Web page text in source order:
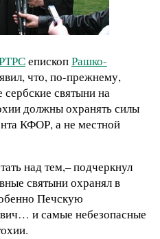
епископРашко-
что, по-прежнему,
святыни на
должны охранять силы
КФОР, а не местной
над тем,– подчеркнул
святыни охранял в
Печскую
и самые небезопасные